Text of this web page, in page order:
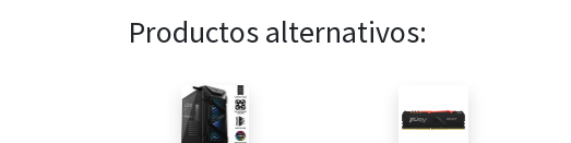
Productos alternativos: